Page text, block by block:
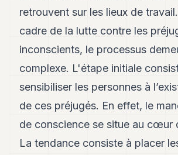
31
Andy
30
Andy
Andy
27
26
Andy
24
Andy
retrouvent sur les lieux de
cadre de la lutte contre les
inconscients, le processus
complexe. L'étape initiale
sensibiliser les personnes à
de ces préjugés. En effet, le
de conscience se situe au cœur
La tendance consiste à placer